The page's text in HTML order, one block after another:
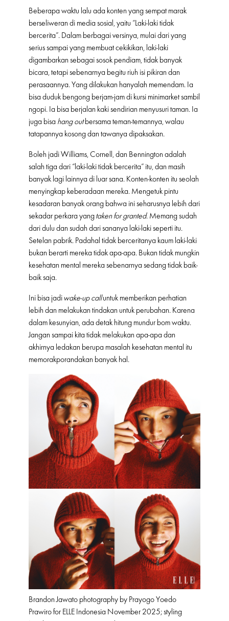
Beberapa waktu lalu ada konten yang sempat marak
berseliweran di media sosial, yaitu “Laki-laki tidak
bercerita”. Dalam berbagai versinya, mulai dari yang
serius sampai yang membuat cekikikan, laki-laki
digambarkan sebagai sosok pendiam, tidak banyak
bicara, tetapi sebenarnya begitu riuh isi pikiran dan
perasaannya. Yang dilakukan hanyalah memendam. Ia
bisa duduk bengong berjam-jam di kursi minimarket sambil
ngopi. Ia bisa berjalan kaki sendirian menyusuri taman. Ia
juga bisa hang outbersama teman-temannya, walau
tatapannya kosong dan tawanya dipaksakan.
Boleh jadi Williams, Cornell, dan Bennington adalah
salah tiga dari “laki-laki tidak bercerita” itu, dan masih
banyak lagi lainnya di luar sana. Konten-konten itu seolah
menyingkap keberadaan mereka. Mengetuk pintu
kesadaran banyak orang bahwa ini seharusnya lebih dari
sekadar perkara yangtaken for granted. Memang sudah
dari dulu dan sudah dari sananya laki-laki seperti itu.
Setelan pabrik. Padahal tidak berceritanya kaum laki-laki
bukan berarti mereka tidak apa-apa. Bukan tidak mungkin
kesehatan mental mereka sebenarnya sedang tidak baik-
baik saja.
Ini bisa jadiwake-up calluntuk memberikan perhatian
lebih dan melakukan tindakan untuk perubahan. Karena
dalam kesunyian, ada detak hitung mundur bom waktu.
Jangan sampai kita tidak melakukan apa-apa dan
akhirnya ledakan berupa masalah kesehatan mental itu
memorakporandakan banyak hal.
Brandon Jawato photography by Prayogo Yoedo
Prawiro for ELLE Indonesia November 2025; styling